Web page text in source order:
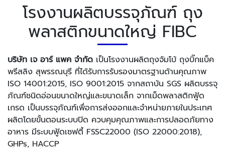
โรงงานผลิตบรรจุภัณฑ์ ถุง
พลาสติกขนาดใหญ่ FIBC
บริษัท เจ อาร์ แพค จำกัด เป็นโรงงานผลิตถุงจัมโบ้ ถุงบิ๊กแบ็ค
พรีสลิง สุพรรณบุรี ที่ได้รับการรับรองมาตรฐานด้านคุณภาพ
ISO 14001:2015, ISO 9001:2015 จากสถาบัน SGS ผลิตบรรจุ
ภัณฑ์ชนิดอ่อนขนาดใหญ่และขนาดเล็ก จากเม็ดพลาสติกฟู้ด
เกรด เป็นบรรจุภัณฑ์เพื่อการส่งออกและจำหน่ายภายในประเทศ
ผลิตโดยขั้นตอนระบบปิด ควบคุมคุณภาพและการปลอดภัยทาง
อาหาร มีระบบฟู้ดเซฟตี้ FSSC22000 (ISO 22000:2018),
GHPs, HACCP